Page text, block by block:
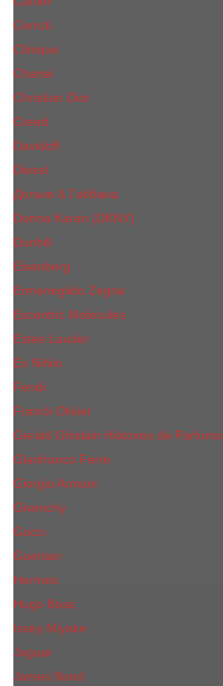
Cerruti
Сliniquе
Chanel
Christian Dior
Creed
Davidoff
Diesel
Дольче & Габбана
Donna Karan (DKNY)
Dunhill
Eisenberg
Ermenegildo Zegna
Escentric Molecules
Еsteе Lаudеr
Ex Nihilo
Fendi
Franck Olivier
Gerald Ghislain Histoires de Parfums
Gianfranco Ferre
Giorgio Armani
Givenchy
Gucci
Guerlain
Hermes
Hugo Boss
Issey Miyake
Jaguar
James Bond